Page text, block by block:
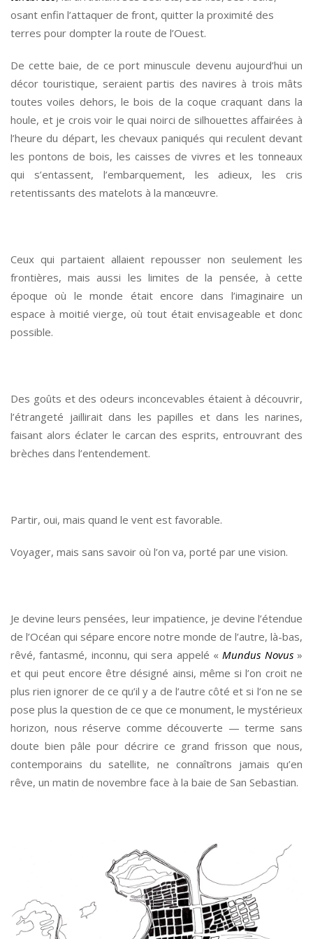
osant enfin l’attaquer de front, quitter la proximité des
terres pour dompter la route de l’Ouest.
De cette baie, de ce port minuscule devenu aujourd’hui un
décor touristique, seraient partis des navires à trois mâts
toutes voiles dehors, le bois de la coque craquant dans la
houle, et je crois voir le quai noirci de silhouettes affairées à
l’heure du départ, les chevaux paniqués qui reculent devant
les pontons de bois, les caisses de vivres et les tonneaux
qui s’entassent, l’embarquement, les adieux, les cris
retentissants des matelots à la manœuvre.
Ceux qui partaient allaient repousser non seulement les
frontières, mais aussi les limites de la pensée, à cette
époque où le monde était encore dans l’imaginaire un
espace à moitié vierge, où tout était envisageable et donc
possible.
Des goûts et des odeurs inconcevables étaient à découvrir,
l’étrangeté jaillirait dans les papilles et dans les narines,
faisant alors éclater le carcan des esprits, entrouvrant des
brèches dans l’entendement.
Partir, oui, mais quand le vent est favorable.
Voyager, mais sans savoir où l’on va, porté par une vision.
Je devine leurs pensées, leur impatience, je devine l’étendue
de l’Océan qui sépare encore notre monde de l’autre, là-bas,
rêvé, fantasmé, inconnu, qui sera appelé «Mundus Novus»
et qui peut encore être désigné ainsi, même si l’on croit ne
plus rien ignorer de ce qu’il y a de l’autre côté et si l’on ne se
pose plus la question de ce que ce monument, le mystérieux
horizon, nous réserve comme découverte — terme sans
doute bien pâle pour décrire ce grand frisson que nous,
contemporains du satellite, ne connaîtrons jamais qu’en
rêve, un matin de novembre face à la baie de San Sebastian.